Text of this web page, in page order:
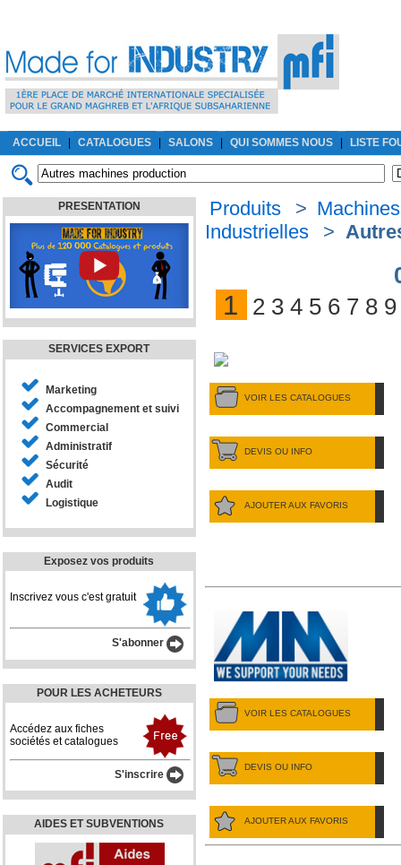
ACCUEIL CATALOGUES SALONS QUI SOMMES NOUS LISTE
PRESENTATION
SERVICES EXPORT
Marketing
Accompagnement et suivi
Commercial
Administratif
Sécurité
Audit
Logistique
Exposez vos produits
Inscrivez vous c'est gratuit
S'abonner
POUR LES ACHETEURS
Accédez aux fiches
sociétés et catalogues
S'inscrire
AIDES ET SUBVENTIONS
Produits >
Industrielles
>
1 2 3 4 5 6 7 8 9
VOIR LES CATALOGUES
DEVIS OU INFO
AJOUTER AUX FAVORIS
VOIR LES CATALOGUES
DEVIS OU INFO
AJOUTER AUX FAVORIS